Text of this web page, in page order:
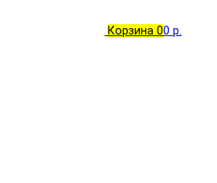
Корзина 00 р.